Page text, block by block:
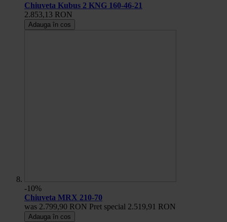
Chiuveta Kubus 2 KNG 160-46-21
2.853,13 RON
Adauga în cos
-10%
Chiuveta MRX 210-70
was 2.799,90 RON Pret special 2.519,91 RON
Adauga în cos